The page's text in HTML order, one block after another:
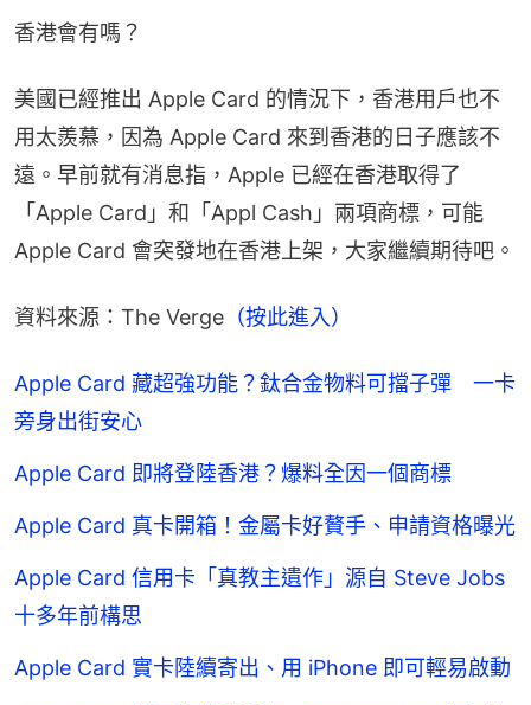
香港會有嗎？
美國已經推出 Apple Card 的情況下，香港用戶也不
用太羨慕，因為 Apple Card 來到香港的日子應該不
遠。早前就有消息指，Apple 已經在香港取得了
「Apple Card」和「Appl Cash」兩項商標，可能
Apple Card 會突發地在香港上架，大家繼續期待吧。
資料來源：The Verge （按此進入）
Apple Card 藏超強功能？鈦合金物料可擋子彈 一卡
旁身出街安心
Apple Card 即將登陸香港？爆料全因一個商標
Apple Card 真卡開箱！金屬卡好贅手、申請資格曝光
Apple Card 信用卡「真教主遺作」源自 Steve Jobs
十多年前構思
Apple Card 實卡陸續寄出、用 iPhone 即可輕易啟動